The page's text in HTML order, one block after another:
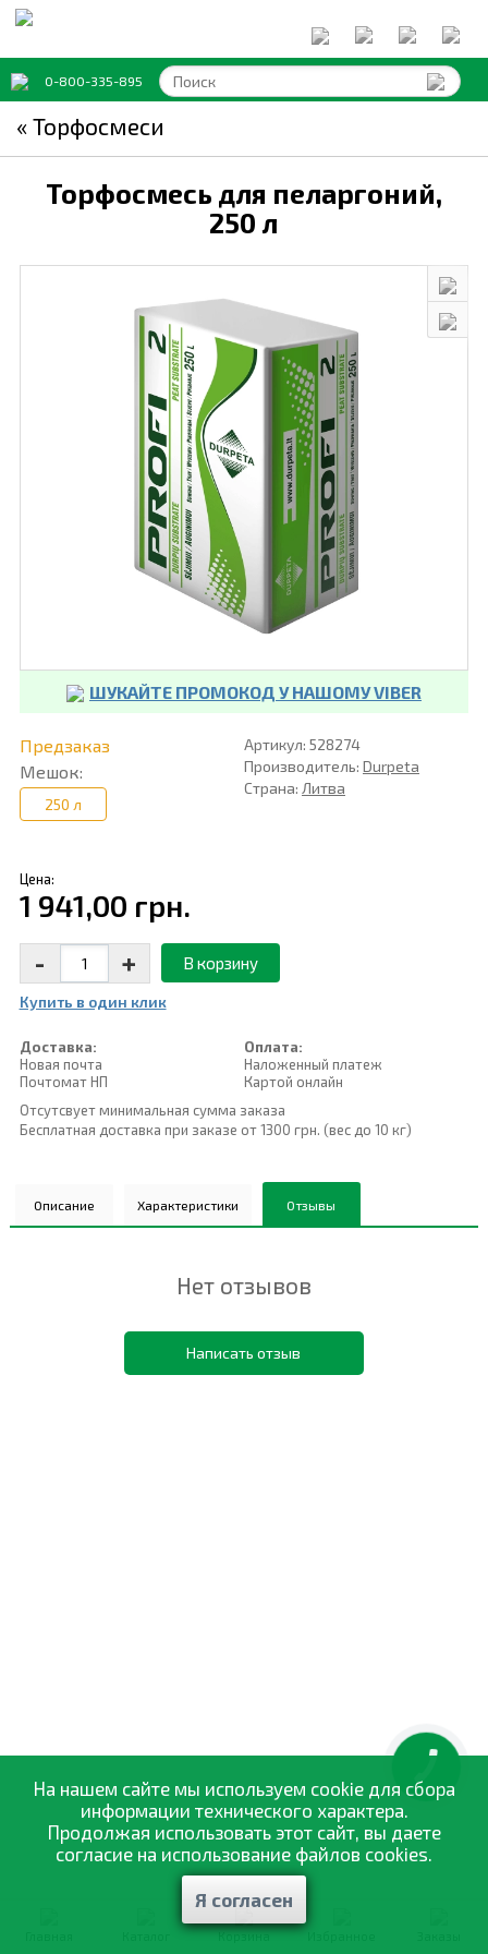
0-800-335-895
« Торфосмеси
Торфосмесь для пеларгоний,
250 л
ШУКАЙТЕ ПРОМОКОД У НАШОМУ VIBER
Предзаказ
Мешок:
250 л
Артикул: 528274
Производитель: Durpeta
Страна: Литва
Цена:
1 941,00 грн.
- + В корзину
Купить в один клик
Доставка:
Новая почта
Почтомат НП
Оплата:
Наложенный платеж
Картой онлайн
Отсутсвует минимальная сумма заказа
Бесплатная доставка при заказе от 1300 грн. (вес до 10 кг)
Описание Характеристики Отзывы
Нет отзывов
Написать отзыв
Корзина
На нашем сайте мы используем cookie для сбора
информации технического характера.
Продолжая использовать этот сайт, вы даете
согласие на использование файлов cookies.
Я согласен